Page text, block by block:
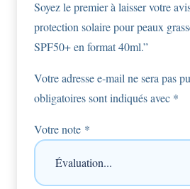
Soyez le premier à laisser votre
protection solaire pour peaux
SPF50+ en format 40ml.”
Votre adresse e-mail ne sera pas
obligatoires sont indiqués avec *
Votre note *